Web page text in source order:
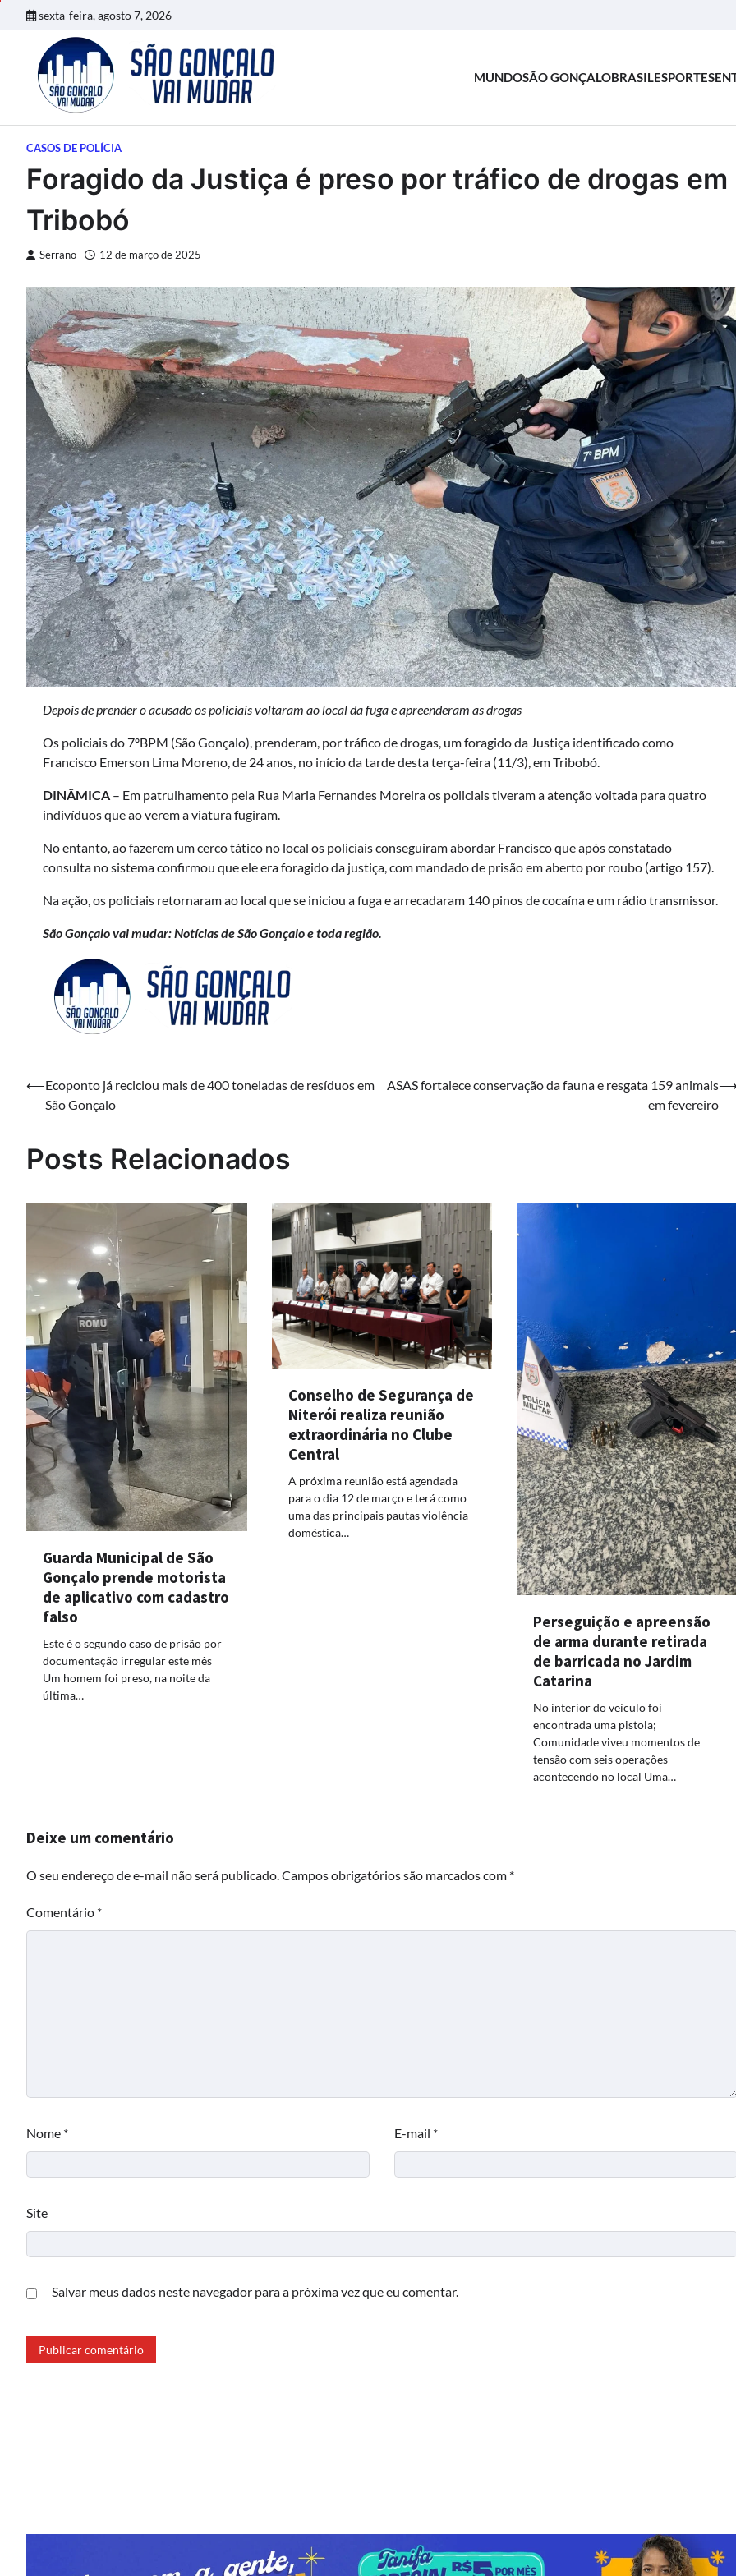
sexta-feira, agosto 7, 2026
MUNDOSÃO GONÇALOBRASILESPORTES
CASOS DE POLÍCIA
Foragido da Justiça é preso por tráfico de drogas em
Tribobó
Serrano 12 de março de 2025
Depois de prender o acusado os policiais voltaram ao local da fuga e apreenderam as drogas
Os policiais do 7ºBPM (São Gonçalo), prenderam, por tráfico de drogas, um foragido da Justiça identificado como
Francisco Emerson Lima Moreno, de 24 anos, no início da tarde desta terça-feira (11/3), em Tribobó.
DINÂMICA – Em patrulhamento pela Rua Maria Fernandes Moreira os policiais tiveram a atenção voltada para quatro
indivíduos que ao verem a viatura fugiram.
No entanto, ao fazerem um cerco tático no local os policiais conseguiram abordar Francisco que após constatado
consulta no sistema confirmou que ele era foragido da justiça, com mandado de prisão em aberto por roubo (artigo 157).
Na ação, os policiais retornaram ao local que se iniciou a fuga e arrecadaram 140 pinos de cocaína e um rádio transmissor.
São Gonçalo vai mudar: Notícias de São Gonçalo e toda região.
Navegação
⟵Ecoponto já reciclou mais de 400 toneladas de resíduos em
São Gonçalo
ASAS fortalece conservação da fauna e resgata 159 animais
em fevereiro
Posts Relacionados
Guarda Municipal de São
Gonçalo prende motorista
de aplicativo com cadastro
falso
Este é o segundo caso de prisão por
documentação irregular este mês
Um homem foi preso, na noite da
última…
Conselho de Segurança de
Niterói realiza reunião
extraordinária no Clube
Central
A próxima reunião está agendada
para o dia 12 de março e terá como
uma das principais pautas violência
doméstica…
Perseguição e apreensão
de arma durante retirada
de barricada no Jardim
Catarina
No interior do veículo foi
encontrada uma pistola;
Comunidade viveu momentos de
tensão com seis operações
acontecendo no local Uma…
Deixe um comentário
O seu endereço de e-mail não será publicado.Campos obrigatórios são marcados com *
Comentário *
Nome * E-mail *
Site
Salvar meus dados neste navegador para a próxima vez que eu comentar.